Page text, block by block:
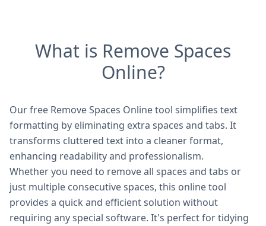
What is Remove Spaces
Online?
Our free Remove Spaces Online tool simplifies text
formatting by eliminating extra spaces and tabs. It
transforms cluttered text into a cleaner format,
enhancing readability and professionalism.
Whether you need to remove all spaces and tabs or
just multiple consecutive spaces, this online tool
provides a quick and efficient solution without
requiring any special software. It's perfect for tidying